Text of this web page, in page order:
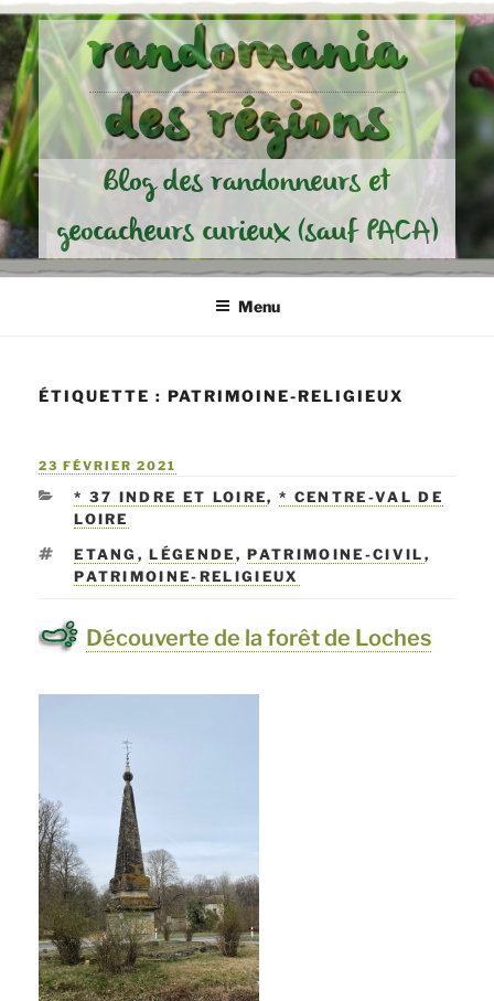
Aller
au
contenu
principal
randomania
des régions
Blog des randonneurs et
geocacheurs curieux (sauf PACA)
Menu
ÉTIQUETTE : PATRIMOINE-RELIGIEUX
PUBLIÉ
23 FÉVRIER 2021
CATÉGORIES
* 37 INDRE ET LOIRE,* CENTRE-VAL DE
LOIRE
ÉTIQUETTES
ETANG ,LÉGENDE ,PATRIMOINE-CIVIL ,
PATRIMOINE-RELIGIEUX
Découverte de la forêt de Loches